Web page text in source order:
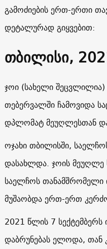
გამოძიების ერთ-ერთი
დეტალურად გიყვებით:
თბილისი,
ჯოი (სახელი
თებერვალში ჩამოვიდა
დპლომატ მეუღლესთან
ოჯახი თბილისში,
დასახლდა. ჯოის მეუღლე
საელჩოს თანამშრომელი
მუშაობდა ერთ-ერთ
2021 წლის 7
დაბრუნებას ელოდა, თან